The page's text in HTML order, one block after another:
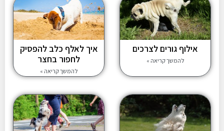
אילוף גורים לצרכים
להמשך קריאה »
איך לאלף כלב להפסיק
לחפור בחצר
להמשך קריאה »